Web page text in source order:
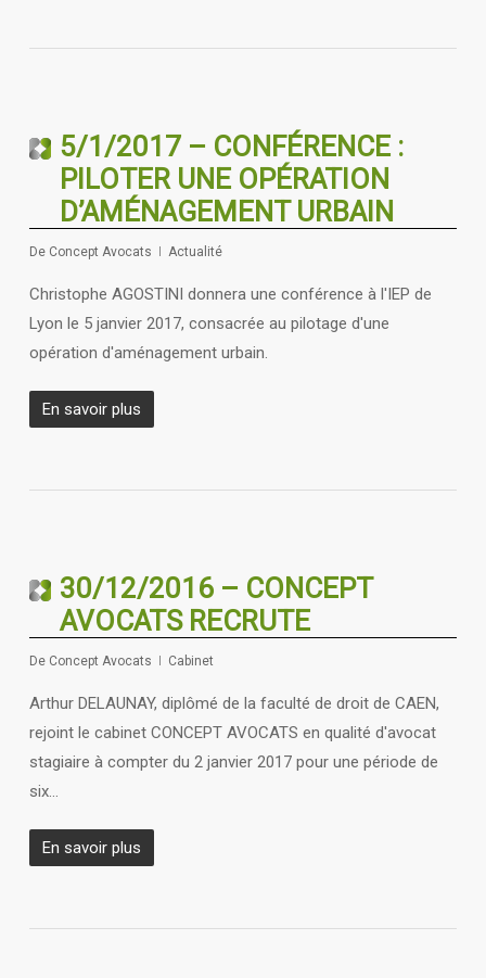
5/1/2017 – CONFÉRENCE :
PILOTER UNE OPÉRATION
D’AMÉNAGEMENT URBAIN
De Concept Avocats Actualité
Christophe AGOSTINI donnera une conférence à l'IEP de
Lyon le 5 janvier 2017, consacrée au pilotage d'une
opération d'aménagement urbain.
En savoir plus
30/12/2016 – CONCEPT
AVOCATS RECRUTE
De Concept Avocats Cabinet
Arthur DELAUNAY, diplômé de la faculté de droit de CAEN,
rejoint le cabinet CONCEPT AVOCATS en qualité d'avocat
stagiaire à compter du 2 janvier 2017 pour une période de
six…
En savoir plus